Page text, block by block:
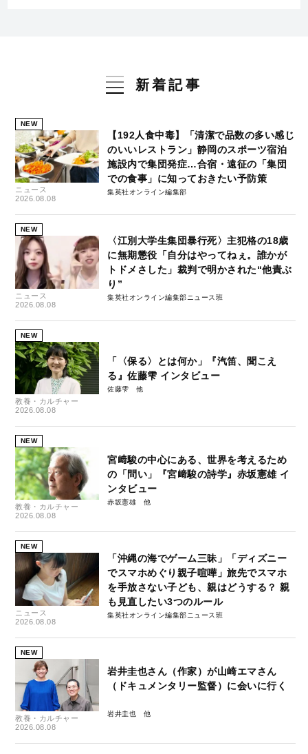
新着記事
NEW
ニュース
2026.08.08
【192人食中毒】「清潔で品数の多い感じ
のいいレストラン」静岡のスポーツ宿泊
施設内で集団発症…合宿・遠征の「集団
での食事」に知っておきたい予防策
集英社オンライン編集部
NEW
ニュース
2026.08.08
〈江別大学生集団暴行死〉主犯格の18歳
に無期懲役「自分はやってねぇ。誰かが
トドメさした」裁判で明かされた“他責ぶ
り”
集英社オンライン編集部ニュース班
NEW
教養・カルチャー
2026.08.08
「〈保る〉とは何か」『汽笛、聞こえ
る』佐藤雫 インタビュー
佐藤雫
NEW
教養・カルチャー
2026.08.08
宮﨑駿の中心にある、世界を考えるため
の「問い」『宮﨑駿の詩学』赤坂憲雄 イ
ンタビュー
赤坂憲雄
NEW
ニュース
2026.08.08
「沖縄の海でゲーム三昧」「ディズニー
でスマホめぐり親子喧嘩」旅先でスマホ
を手放さない子ども、親はどうする？ 親
も見直したい3つのルール
集英社オンライン編集部ニュース班
NEW
教養・カルチャー
2026.08.08
岩井圭也さん（作家）が山崎エマさん
（ドキュメンタリー監督）に会いに行く
岩井圭也